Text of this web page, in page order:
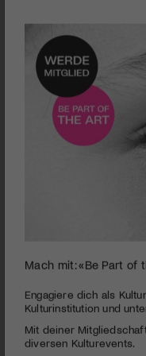
POP
seconds
minutes,
20
Eon Awa
PUBLIZIERT AM 18.
Mach mit: «Be Part of
Engagiere dich als
Kulturinstitution und
Mit deiner
diversen Kulturevents.